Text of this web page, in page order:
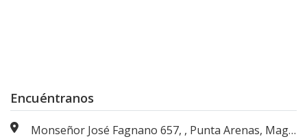
Encuéntranos
Monseñor José Fagnano 657, , Punta Arenas, Magallanes, Chile